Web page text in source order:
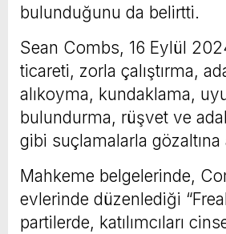
bulunduğunu da belirtti.
Sean Combs, 16 Eylül
ticareti, zorla çalıştırma,
alıkoyma, kundaklama,
bulundurma, rüşvet ve
gibi suçlamalarla gözaltına
Mahkeme belgelerinde,
evlerinde düzenlediği
partilerde, katılımcıları